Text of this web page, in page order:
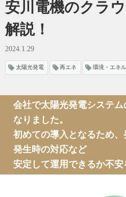
安川電機のクラ
解説！
2024.1.29
太陽光発電 再エネ 環境・エネ
会社で太陽光発電システ
なりました。
初めての導入となるため
発生時の対応など
安定して運用できるか不安